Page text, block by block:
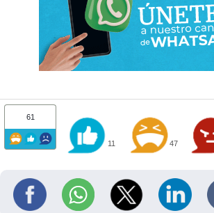
61
11 47